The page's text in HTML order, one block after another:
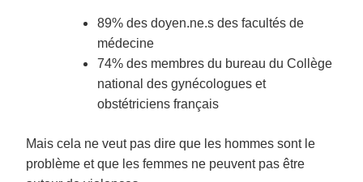
89% des doyen.ne.s des facultés de
médecine
74% des membres du bureau du Collège
national des gynécologues et
obstétriciens français
Mais cela ne veut pas dire que les hommes sont le
problème et que les femmes ne peuvent pas être